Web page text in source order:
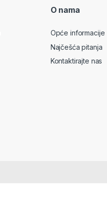
O nama
Opće informacije
Najčešća pitanja
Kontaktirajte nas